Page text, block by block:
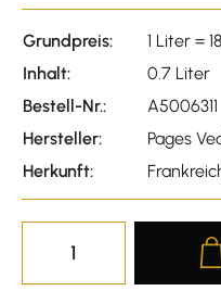
Grundpreis:
1 Liter =
Inhalt:
0.7 Liter
Bestell-Nr.:
A5006311
Hersteller:
Pages
Herkunft: